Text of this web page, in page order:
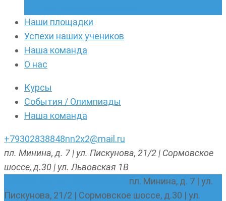
Наши площадки
Успехи наших учеников
Наша команда
О нас
Курсы
События / Олимпиады
Наша команда
+79302838848nn2x2@mail.ru
пл. Минина, д. 7 | ул. Пискунова, 21/2 | Сормовское
шоссе, д.30 | ул. Львовская 1В
пл. Минина, д. 7 | ул.
Пискунова, 21/2 | Сормовское шоссе, д.30 | ул.